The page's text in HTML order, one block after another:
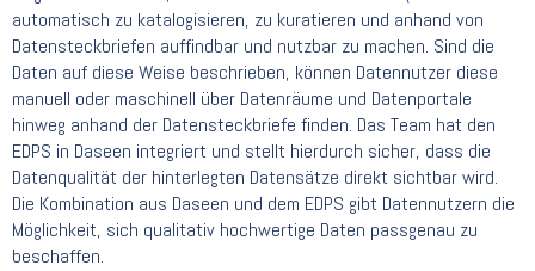
automatisch zu katalogisieren, zu kuratieren und anhand von
Datensteckbriefen auffindbar und nutzbar zu machen. Sind die
Daten auf diese Weise beschrieben, können Datennutzer diese
manuell oder maschinell über Datenräume und Datenportale
hinweg anhand der Datensteckbriefe finden. Das Team hat den
EDPS in Daseen integriert und stellt hierdurch sicher, dass die
Datenqualität der hinterlegten Datensätze direkt sichtbar wird.
Die Kombination aus Daseen und dem EDPS gibt Datennutzern die
Möglichkeit, sich qualitativ hochwertige Daten passgenau zu
beschaffen.